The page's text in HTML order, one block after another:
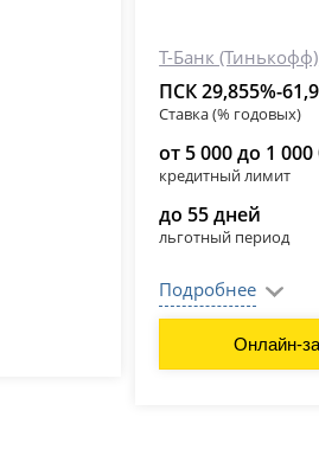
Т-Банк (Тинькофф)
ПСК 29,855%-
Ставка (% годовых)
от 5 000 до 1
кредитный лимит
до 55 дней
льготный период
Подробнее
Онлайн-